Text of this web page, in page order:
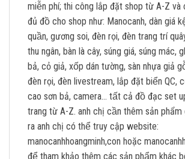
miễn phí; thi công lắp đặt shop từ A-Z và
đủ đồ cho shop như: Manocanh, dàn giá
quần, gương soi, đèn rọi, đèn trang trí
thu ngân, bàn là cây, súng giá, súng mác,
bả, cỏ giả, xốp dán tường, sàn nhựa giả
đèn rọi, đèn livestream, lắp đặt biển QC,
cao sơn bả, camera… tất cả đồ đạc set
trang từ A-Z. anh chị cần thêm sản phẩm
ra anh chị có thể truy cập website:
manocanhhoangminh,con hoặc
để tham khảo thêm các sản phẩm khác